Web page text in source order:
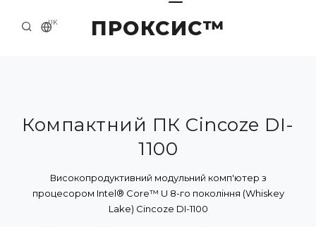
ПРОКСИС™
UK
ПРО НАС
ПРИКЛАДИ ТА РІШЕННЯ
КАТАЛОГ ПРОДУКЦІЇ
Компактний ПК Cincoze DI-
1100
Високопродуктивний модульний комп'ютер з
процесором Intel® Core™ U 8-го покоління (Whiskey
Lake) Cincoze DI-1100